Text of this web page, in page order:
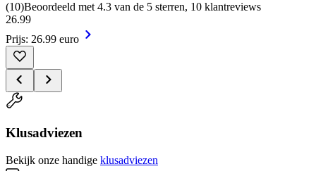
(10)Beoordeeld met 4.3 van de 5 sterren, 10 klantreviews
26.99
Prijs: 26.99 euro
Klusadviezen
Bekijk onze handige klusadviezen